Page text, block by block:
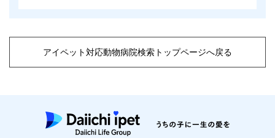
アイペット対応動物病院検索トップページへ戻る